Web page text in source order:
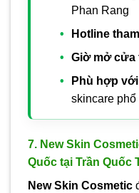
Phan Rang
Hotline
Giờ mở cửa
Phù hợp
skincare phổ
7. New Skin
Quốc tại Trần Quốc
New Skin Cosmetic